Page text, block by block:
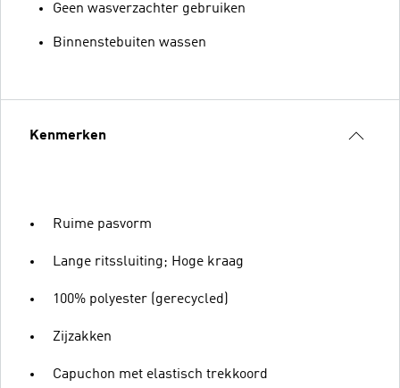
Geen wasverzachter gebruiken
Binnenstebuiten wassen
Kenmerken
Ruime pasvorm
Lange ritssluiting; Hoge kraag
100% polyester (gerecycled)
Zijzakken
Capuchon met elastisch trekkoord